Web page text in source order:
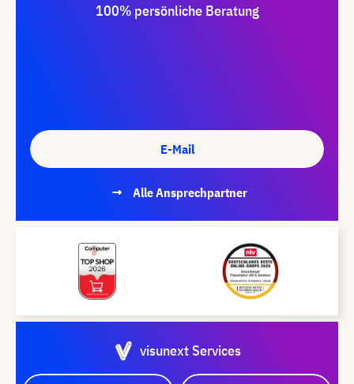
100% persönliche Beratung
E-Mail
Alle Ansprechpartner
visunext Services